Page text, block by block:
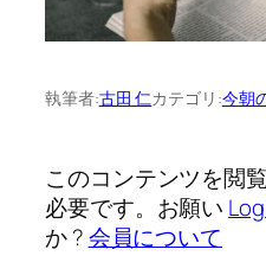
執筆者:古田 仁カテゴリ:今朝
このコンテンツを閲
必要です。お願い
か ?会員について